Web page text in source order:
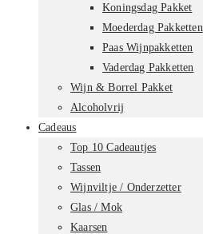
Koningsdag Pakket
Moederdag Pakketten
Paas Wijnpakketten
Vaderdag Pakketten
Wijn & Borrel Pakket
Alcoholvrij
Cadeaus
Top 10 Cadeautjes
Tassen
Wijnviltje / Onderzetter
Glas / Mok
Kaarsen